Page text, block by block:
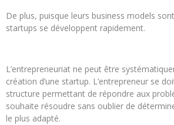
De plus, puisque leurs business models
startups se développent rapidement.
L’entrepreneuriat ne peut être
création d’une startup. L’entrepreneur se
structure permettant de répondre aux
souhaite résoudre sans oublier de
le plus adapté.